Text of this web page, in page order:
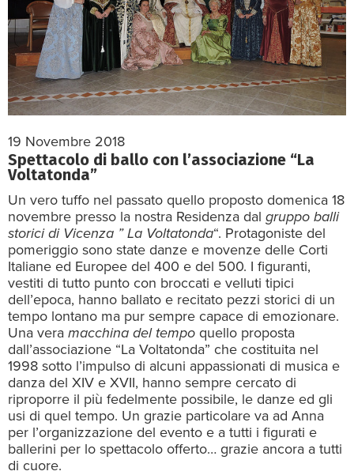
19 Novembre 2018
Spettacolo di ballo con l’associazione “La
Voltatonda”
Un vero tuffo nel passato quello proposto domenica 18
novembre presso la nostra Residenza dal gruppo balli
storici di Vicenza ” La Voltatonda“. Protagoniste del
pomeriggio sono state danze e movenze delle Corti
Italiane ed Europee del 400 e del 500. I figuranti,
vestiti di tutto punto con broccati e velluti tipici
dell’epoca, hanno ballato e recitato pezzi storici di un
tempo lontano ma pur sempre capace di emozionare.
Una vera macchina del tempo quello proposta
dall’associazione “La Voltatonda” che costituita nel
1998 sotto l’impulso di alcuni appassionati di musica e
danza del XIV e XVII, hanno sempre cercato di
riproporre il più fedelmente possibile, le danze ed gli
usi di quel tempo. Un grazie particolare va ad Anna
per l’organizzazione del evento e a tutti i figurati e
ballerini per lo spettacolo offerto… grazie ancora a tutti
di cuore.